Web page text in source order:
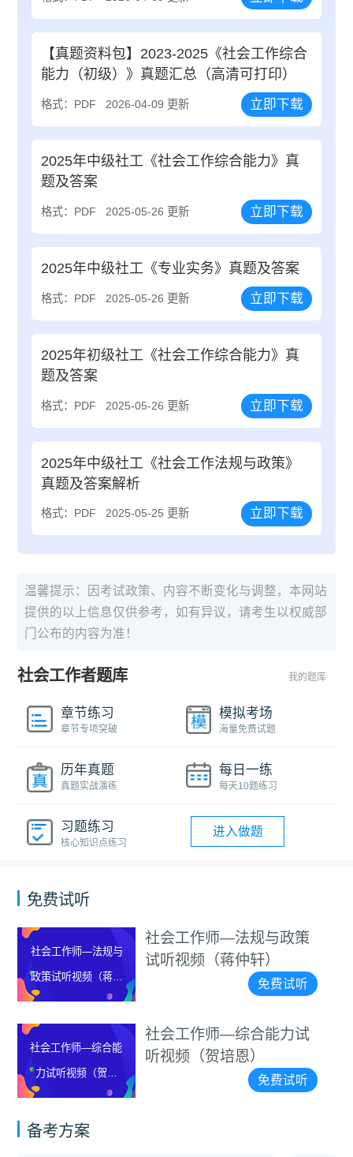
【真题资料包】2023-2025《社会工作综合
能力（初级）》真题汇总（高清可打印）
格式：PDF 2026-04-09 更新 立即下载
2025年中级社工《社会工作综合能力》真
题及答案
格式：PDF 2025-05-26 更新 立即下载
2025年中级社工《专业实务》真题及答案
格式：PDF 2025-05-26 更新 立即下载
2025年初级社工《社会工作综合能力》真
题及答案
格式：PDF 2025-05-26 更新 立即下载
2025年中级社工《社会工作法规与政策》
真题及答案解析
格式：PDF 2025-05-25 更新 立即下载
温馨提示：因考试政策、内容不断变化与调整，本网站
提供的以上信息仅供参考，如有异议，请考生以权威部
门公布的内容为准！
社会工作者题库 我的题库
章节练习
章节专项突破
模拟考场
海量免费试题
历年真题
真题实战演练
每日一练
每天10题练习
习题练习
核心知识点练习
进入做题
免费试听
师—法规与
视频（蒋仲
轩）
社会工作师—法规与政策
试听视频（蒋仲轩）
师—综合能
频（贺培
恩）
社会工作师—综合能力试
听视频（贺培恩）
备考方案